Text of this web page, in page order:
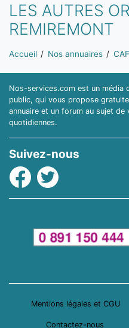
LES AUTRES
REMIREMONT
Vous êtes ici:
Accueil Nos annuaires CAF
Nos-services.com est un média
public, qui vous propose
annuaire et un forum au sujet
quotidiennes.
Suivez-nous
Facebook
Twitter
Mentions légales et CGU
Contactez-nous